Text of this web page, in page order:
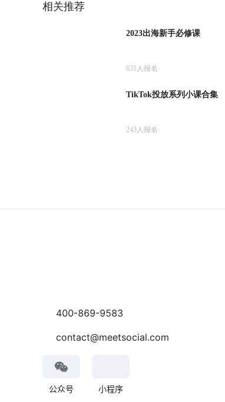
相关推荐
2023出海新手必修课
631 人报名
TikTok投放系列小课合集
243人报名
400-869-9583
contact@meetsocial.com
公众号 小程序